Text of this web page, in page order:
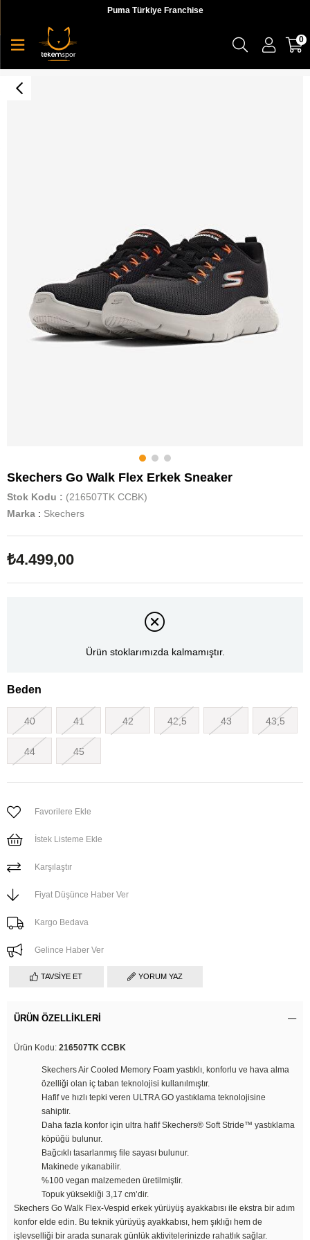
Puma Türkiye Franchise
0
Skechers Go Walk Flex Erkek Sneaker
Stok Kodu
(216507TK CCBK)
Marka : Skechers
₺4.499,00
Ürün stoklarımızda kalmamıştır.
Beden
40 41 42 42,5 43 43,5
44 45
Favorilere Ekle
İstek Listeme Ekle
Karşılaştır
Fiyat Düşünce Haber Ver
Kargo Bedava
Gelince Haber Ver
TAVSIYE ET YORUM YAZ
ÜRÜN ÖZELLIKLERI
Ürün Kodu: 216507TK CCBK
Skechers Air Cooled Memory Foam yastıklı, konforlu ve hava alma
özelliği olan iç taban teknolojisi kullanılmıştır.
Hafif ve hızlı tepki veren ULTRA GO yastıklama teknolojisine
sahiptir.
Daha fazla konfor için ultra hafif Skechers® Soft Stride™ yastıklama
köpüğü bulunur.
Bağcıklı tasarlanmış file sayası bulunur.
Makinede yıkanabilir.
%100 vegan malzemeden üretilmiştir.
Topuk yüksekliği 3,17 cm’dir.
Skechers Go Walk Flex-Vespid erkek yürüyüş ayakkabısı ile ekstra bir adım
konfor elde edin. Bu teknik yürüyüş ayakkabısı, hem şıklığı hem de
işlevselliği bir arada sunarak günlük aktivitelerinizde rahatlık sağlar.